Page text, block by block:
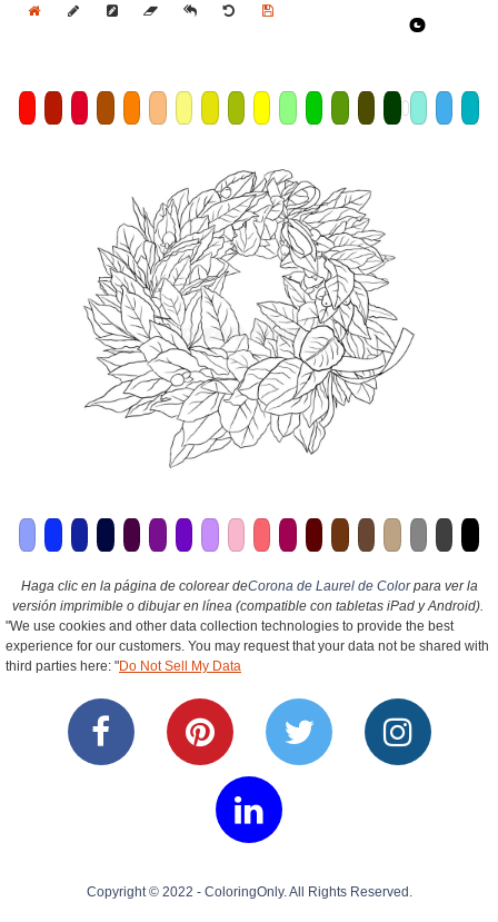
Haga clic en la página de colorear deCorona de Laurel de Colorpara ver la
versión imprimible o dibujar en línea (compatible con tabletas iPad y Android).
"We use cookies and other data collection technologies to provide the best
experience for our customers. You may request that your data not be shared with
third parties here: "Do Not Sell My Data
Copyright © 2022 - ColoringOnly. All Rights Reserved.